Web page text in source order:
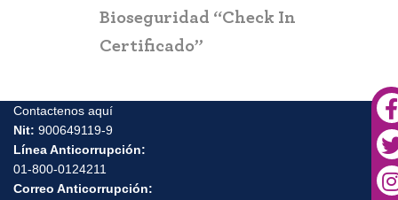
Bioseguridad “Check In
Certificado”
Contactenos aquí
Nit: 900649119-9
Línea Anticorrupción:
01-800-0124211
Correo Anticorrupción: